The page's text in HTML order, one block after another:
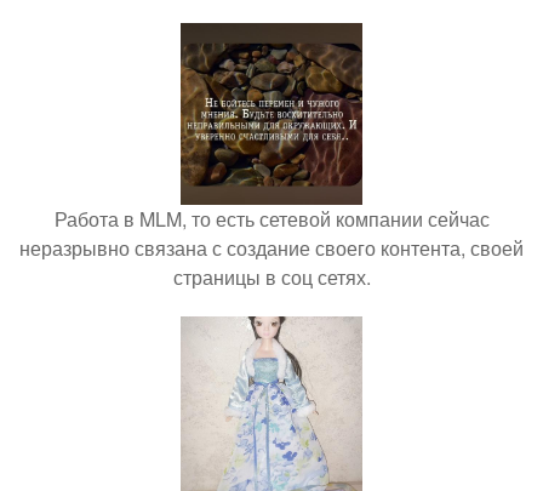
Работа в MLM, то есть сетевой компании сейчас
неразрывно связана с создание своего контента, своей
страницы в соц сетях.